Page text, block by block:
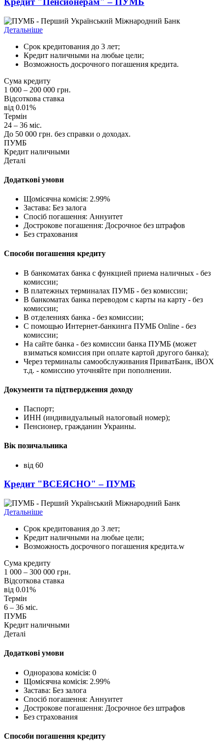
Детальніше
Срок кредитования до 3 лет;
Кредит наличными на любые цели;
Возможность досрочного погашения кредита.
Сума кредиту
1 000 – 200 000 грн.
Відсоткова ставка
від 0.01%
Термін
24 – 36 міс.
До 50 000 грн. без справки о доходах.
ПУМБ
Кредит наличными
Деталі
Додаткові умови
Щомісячна комісія: 2.99%
Застава: Без залога
Спосіб погашення: Aннуитет
Дострокове погашення: Досрочное без штрафов
Без страхования
Способи погашення кредиту
В банкоматах банка с функцией приема наличных - без
комиссии;
В платежных терминалах ПУМБ - без комиссии;
В банкоматах банка переводом с карты на карту - без
комиссии;
В отделениях банка - без комиссии;
С помощью Интернет-банкинга ПУМБ Online - без
комиссии;
На сайте банка - без комиссии банка ПУМБ (может
взиматься комиссия при оплате картой другого банка);
Через терминалы самообслуживания ПриватБанк, iBOX
т.д. - комиссию уточняйте при пополнении.
Документи та підтвердження доходу
Паспорт;
ИНН (индивидуальный налоговый номер);
Пенсионер, гражданин Украины.
Вік позичальника
від 60
Кредит "ВСЕЯСНО" – ПУМБ
Детальніше
Срок кредитования до 3 лет;
Кредит наличными на любые цели;
Возможность досрочного погашения кредита.w
Сума кредиту
1 000 – 300 000 грн.
Відсоткова ставка
від 0.01%
Термін
6 – 36 міс.
ПУМБ
Кредит наличными
Деталі
Додаткові умови
Одноразова комісія: 0
Щомісячна комісія: 2.99%
Застава: Без залога
Спосіб погашення: Aннуитет
Дострокове погашення: Досрочное без штрафов
Без страхования
Способи погашення кредиту